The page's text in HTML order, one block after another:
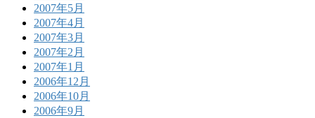
2007年5月
2007年4月
2007年3月
2007年2月
2007年1月
2006年12月
2006年10月
2006年9月